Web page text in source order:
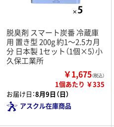
脱臭剤 スマート炭番 冷蔵庫
用 置き型 200g 約1～2.5カ月
分 日本製 1セット（1個×5）小
久保工業所
￥1,675（税込）
1個あたり ￥335
お届け日：8月9日（日）
アスクル在庫商品